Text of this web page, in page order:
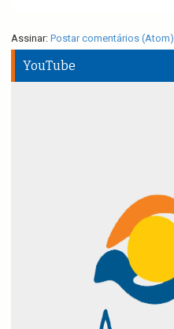
Assinar: Postar comentários (Atom)
YouTube